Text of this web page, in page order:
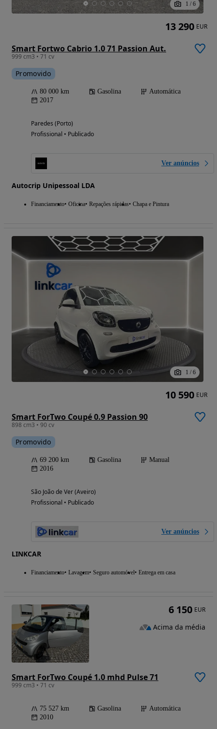
1 / 6
Smart Fortwo Cabrio 1.0 71 Passion Aut.
999 cm3 • 71 cv
Promovido
80 000 km Gasolina
Automática
2017
Paredes (Porto)
Profissional • Publicado
Ver anúncios
Autocrip Unipessoal LDA
Financiamento Oficina Repações rápidas Chapa e Pintura
13 290 EUR
1 / 6
Smart ForTwo Coupé 0.9 Passion 90
898 cm3 • 90 cv
Promovido
69 200 km Gasolina
Manual
2016
São João de Ver (Aveiro)
Profissional • Publicado
Ver anúncios
LINKCAR
Financiamento Lavagem Seguro automóvel Entrega em casa
10 590 EUR
Smart ForTwo Coupé 1.0 mhd Pulse 71
999 cm3 • 71 cv
75 527 km Gasolina
Automática
2010
6 150 EUR
Acima da média